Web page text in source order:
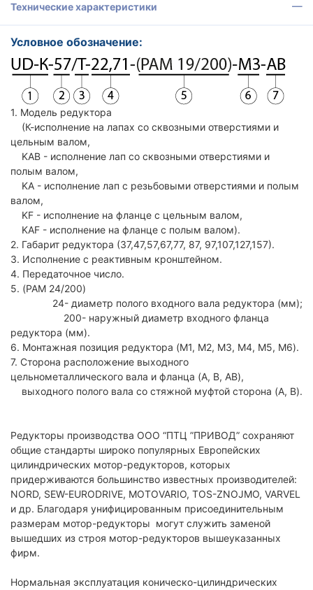
Технические характеристики
Условное обозначение:
1. Модель редуктора
(К-исполнение на лапах со сквозными отверстиями и
цельным валом,
KAB - исполнение лап со сквозными отверстиями и
полым валом,
KA - исполнение лап с резьбовыми отверстиями и полым
валом,
KF - исполнение на фланце с цельным валом,
KAF - исполнение на фланце с полым валом).
2. Габарит редуктора (37,47,57,67,77, 87, 97,107,127,157).
3. Исполнение с реактивным кронштейном.
4. Передаточное число.
5. (PAM 24/200)
24- диаметр полого входного вала редуктора (мм);
200- наружный диаметр входного фланца
редуктора (мм).
6. Монтажная позиция редуктора (M1, M2, M3, M4, M5, M6).
7. Сторона расположение выходного
цельнометаллического вала и фланца (A, B, AB),
выходного полого вала со стяжной муфтой сторона (A, B).
Редукторы производства ООО “ПТЦ ”ПРИВОД” сохраняют
общие стандарты широко популярных Европейских
цилиндрических мотор-редукторов, которых
придерживаются большинство известных производителей:
NORD, SEW-EURODRIVE, MOTOVARIO, TOS-ZNOJMO, VARVEL
и др. Благодаря унифицированным присоединительным
размерам мотор-редукторы могут служить заменой
вышедших из строя мотор-редукторов вышеуказанных
фирм.
Нормальная эксплуатация коническо-цилиндрических